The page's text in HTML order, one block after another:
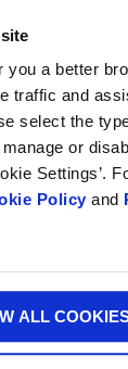
you a better
traffic and
select the
or
Settings’.
Policy and
ALL
archivos.
de la